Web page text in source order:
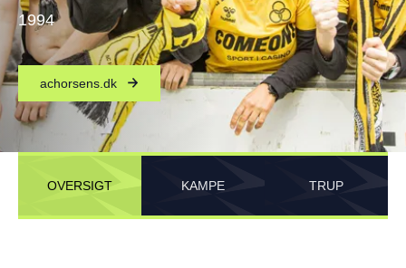
1994
achorsens.dk
OVERSIGT KAMPE TRUP